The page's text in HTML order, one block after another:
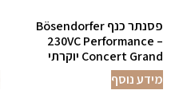
פסנתר כנף Bösendorfer
230VC Performance –
Concert Grand יוקרתי
מידע נוסף